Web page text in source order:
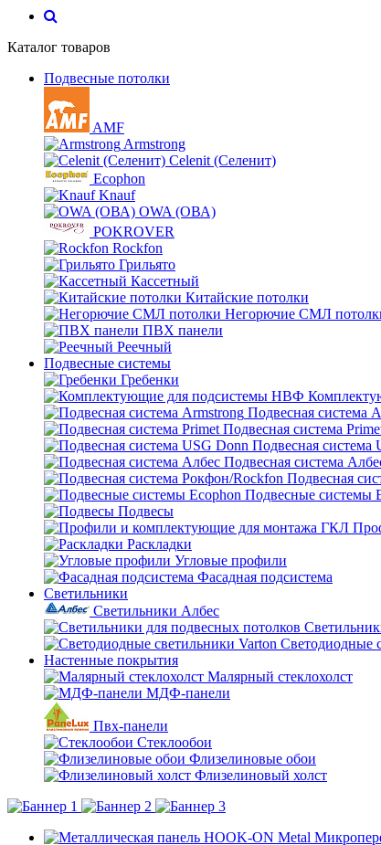
Каталог товаров
Подвесные потолки
AMF
Armstrong
Celenit (Селенит)
Ecophon
Knauf
OWA (ОВА)
POKROVER
Rockfon
Грильято
Кассетный
Китайские потолки
Негорючие СМЛ
ПВХ панели
Реечный
Подвесные системы
Гребенки
Подвесная система
Подвесная система
Подвесная система
Подвесная система
Подвесная
Подвесные системы
Подвесы
Раскладки
Угловые профили
Фасадная подсистема
Светильники
Светильники Албес
Светодиодные
Настенные покрытия
Малярный стеклохолст
МДФ-панели
Пвх-панели
Стеклообои
Флизелиновые обои
Флизелиновый холст